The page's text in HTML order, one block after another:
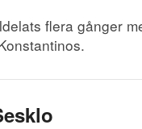
flera gånger